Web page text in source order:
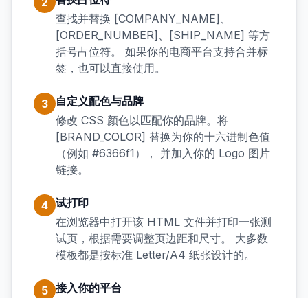
查找并替换 [COMPANY_NAME]、
[ORDER_NUMBER]、[SHIP_NAME] 等方
括号占位符。 如果你的电商平台支持合并标
签，也可以直接使用。
3
自定义配色与品牌
修改 CSS 颜色以匹配你的品牌。将
[BRAND_COLOR] 替换为你的十六进制色值
（例如 #6366f1）， 并加入你的 Logo 图片
链接。
4 试打印
在浏览器中打开该 HTML 文件并打印一张测
试页，根据需要调整页边距和尺寸。 大多数
模板都是按标准 Letter/A4 纸张设计的。
5 接入你的平台